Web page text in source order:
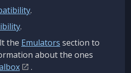
.
.
the Emulators section to
about the ones
.